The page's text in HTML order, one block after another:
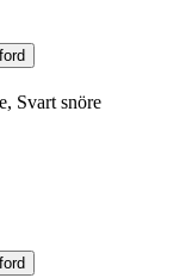
Svart snöre